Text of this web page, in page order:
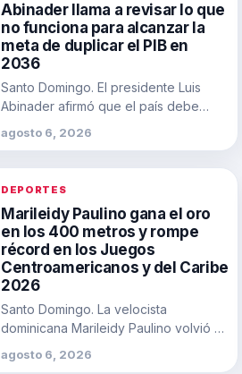
Abinader llama a revisar lo que
no funciona para alcanzar la
meta de duplicar el PIB en
2036
Santo Domingo. El presidente Luis
Abinader afirmó que el país debe
corregir…
agosto 6, 2026
DEPORTES
Marileidy Paulino gana el oro
en los 400 metros y rompe
récord en los Juegos
Centroamericanos y del Caribe
2026
Santo Domingo. La velocista
dominicana Marileidy Paulino volvió a
mejores corredoras…
agosto 6, 2026